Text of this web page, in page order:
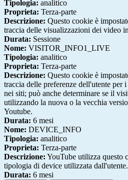
Tipologia: analitico
Proprieta: Terza-parte
Descrizione: Questo cookie è
traccia delle visualizzazioni dei video
Durata: Sessione
Nome: VISITOR_INFO1_LIVE
Tipologia: analitico
Proprieta: Terza-parte
Descrizione: Questo cookie è
traccia delle preferenze dell'utente per
nei siti; può anche determinare se il
utilizzando la nuova o la vecchia
Youtube.
Durata: 6 mesi
Nome: DEVICE_INFO
Tipologia: analitico
Proprieta: Terza-parte
Descrizione: YouTube utilizza questo
tipologia di device utilizzata dall'utente.
Durata: 6 mesi